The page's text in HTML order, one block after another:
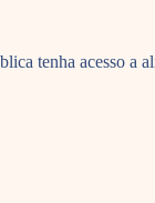
tenha acesso a